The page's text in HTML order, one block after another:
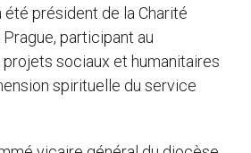
été président de la Charité
participant au
sociaux et humanitaires
spirituelle du service